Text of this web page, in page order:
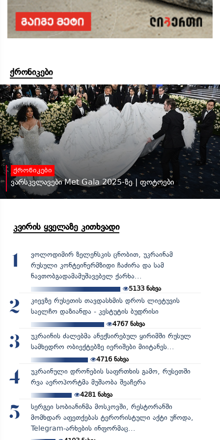
ქრონიკები
ქრონიკები
ვარსკვლავები Met Gala 2025-ზე | ფოტოები
კვირის ყველაზე კითხვადი
1
ვოლოდიმირ ზელენსკის ცნობით, უკრაინამ
რუსული კონტეინერმზიდი ჩაძირა და სამ
ნავთობგადამამუშავებელ ქარხა...
5133 ნახვა
2
კიევზე რუსეთის თავდასხმის დროს ლიეტუვის
საელჩო დაზიანდა - კესტუტის ბუდრისი
4767ნახვა
3
უკრაინის ძალებმა ანექსირებულ ყირიმში რუსულ
სამხედრო ობიექტებზე იერიშები მიიტანეს...
4716ნახვა
4
უკრაინული დრონების საფრთხის გამო, რუსეთში
რვა აეროპორტმა მუშაობა შეაჩერა
4281ნახვა
5
სერგეი სობიანინმა მოსკოვში, რესტორანში
მომხდარ აფეთქებას ტერორისტული აქტი უწოდა,
Telegram-არხების ინფორმაც...